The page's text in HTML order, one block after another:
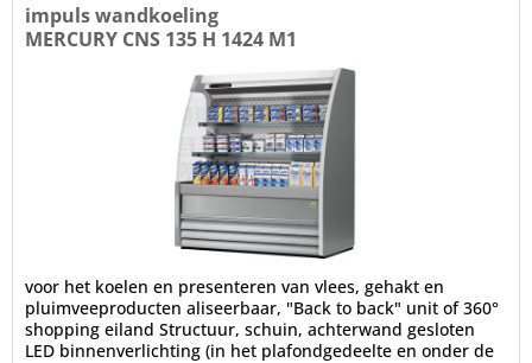
impuls wandkoeling
MERCURY CNS 135 H 1424 M1
voor het koelen en presenteren van vlees, gehakt en
pluimveeproducten aliseerbaar, "Back to back" unit of 360°
shopping eiland Structuur, schuin, achterwand gesloten
LED binnenverlichting (in het plafondgedeelte en onder de